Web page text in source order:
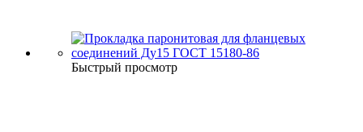
Быстрый просмотр